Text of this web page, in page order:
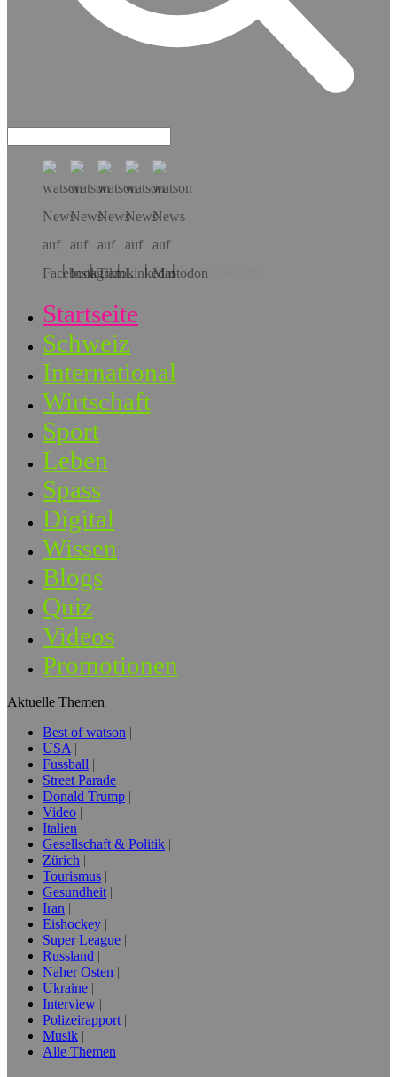
Hol dir die App!
Startseite
Schweiz
International
Wirtschaft
Sport
Leben
Spass
Digital
Wissen
Blogs
Quiz
Videos
Promotionen
Aktuelle Themen
Best of watson
USA
Fussball
Street Parade
Donald Trump
Video
Italien
Gesellschaft & Politik
Zürich
Tourismus
Gesundheit
Iran
Eishockey
Super League
Russland
Naher Osten
Ukraine
Interview
Polizeirapport
Musik
Alle Themen